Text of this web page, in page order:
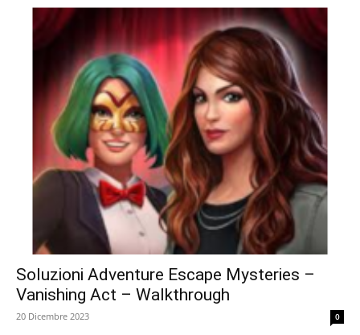
Soluzioni Adventure Escape Mysteries –
Vanishing Act – Walkthrough
20 Dicembre 2023 0